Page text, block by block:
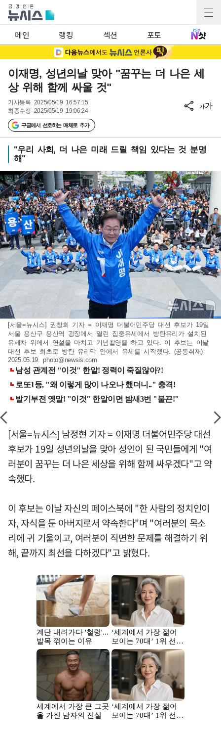
메인 랭킹 섹션 포토
이재명, 성년의날 맞아 "꿈꾸는 더 나은 세
상 위해 함께 싸울 것"
기사등록 2025/05/19 16:57:15
최종수정 2025/05/19 19:06:24
구글에서 선호하는 매체로 추가
가가
"우리 사회, 더 나은 미래 드릴 책임 있다는 것 분명
해"
[서울=뉴시스] 권창회 기자 = 이재명 더불어민주당 대선 후보가 19일
서울 용산구 용산역 광장에서 열린 집중유세에서 방탄유리가 설치된
유세차 위에서 연설을 마치고 기념촬영을 하고 있다. 이 후보는 이날
대선 후보 최초로 방탄 유리막 안에서 유세를 시작했다. (공동취재)
2025.05.19.photo@newsis.com
[서울=뉴시스] 남정현 기자 = 이재명 더불어민주당 대선
후보가 19일 성년의날을 맞아 성인이 된 국민들에게 "여
러분이 꿈꾸는 더 나은 세상을 위해 함께 싸우겠다"고 약
속했다.
이 후보는 이날 자신의 페이스북에 "한 사람의 정치인이
자, 자식을 둔 아버지로서 약속한다"며 "여러분의 목소
리에 귀 기울이고, 여러분이 직면한 문제를 해결하기 위
해, 끝까지 최선을 다하겠다"고 밝혔다.